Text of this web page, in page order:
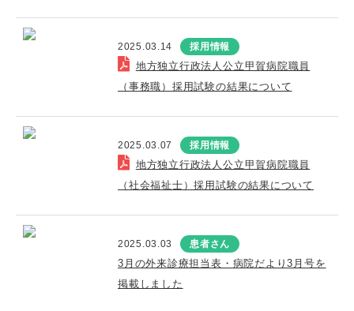
2025.03.14 採用情報
地方独立行政法人公立甲賀病院職員
（事務職）採用試験の結果について
2025.03.07 採用情報
地方独立行政法人公立甲賀病院職員
（社会福祉士）採用試験の結果について
2025.03.03 患者さん
3月の外来診療担当表・病院だより3月号を
掲載しました